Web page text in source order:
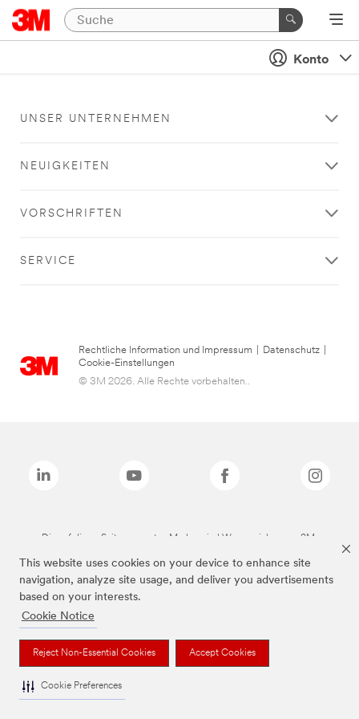
This website uses cookies on your device to enhance site
navigation, analyze site usage, and deliver you advertisements
based on your interests.
Cookie Notice
Reject Non-Essential Cookies Accept Cookies
Cookie Preferences
Konto
UNSER UNTERNEHMEN
NEUIGKEITEN
VORSCHRIFTEN
SERVICE
Rechtliche Information und Impressum Datenschutz
Cookie-Einstellungen
© 3M 2026. Alle Rechte vorbehalten..
Die auf dieser Seite genannten Marken sind Warenzeichen von 3M.